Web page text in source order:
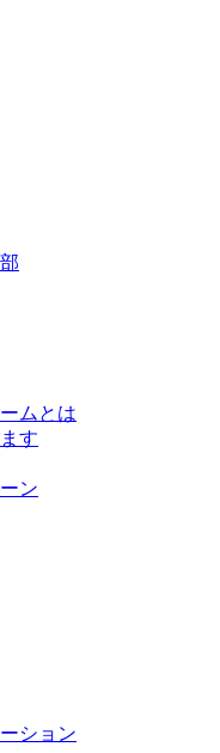
ムとは
す
ン
ション